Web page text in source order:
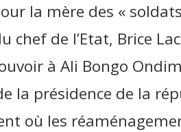
la mère des «
chef de l’Etat, Brice
à Ali Bongo
la présidence de la
où les